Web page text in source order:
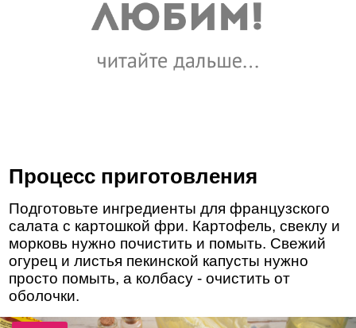
Процесс приготовления
Подготовьте ингредиенты для французского
салата с картошкой фри. Картофель, свеклу и
морковь нужно почистить и помыть. Свежий
огурец и листья пекинской капусты нужно
просто помыть, а колбасу - очистить от
оболочки.